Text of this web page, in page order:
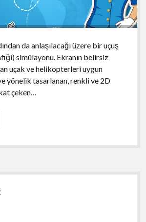
da anlaşılacağı üzere bir uçuş
simülayonu. Ekranın belirsiz
uçak ve helikopterleri uygun
yönelik tasarlanan, renkli ve 2D
çeken…